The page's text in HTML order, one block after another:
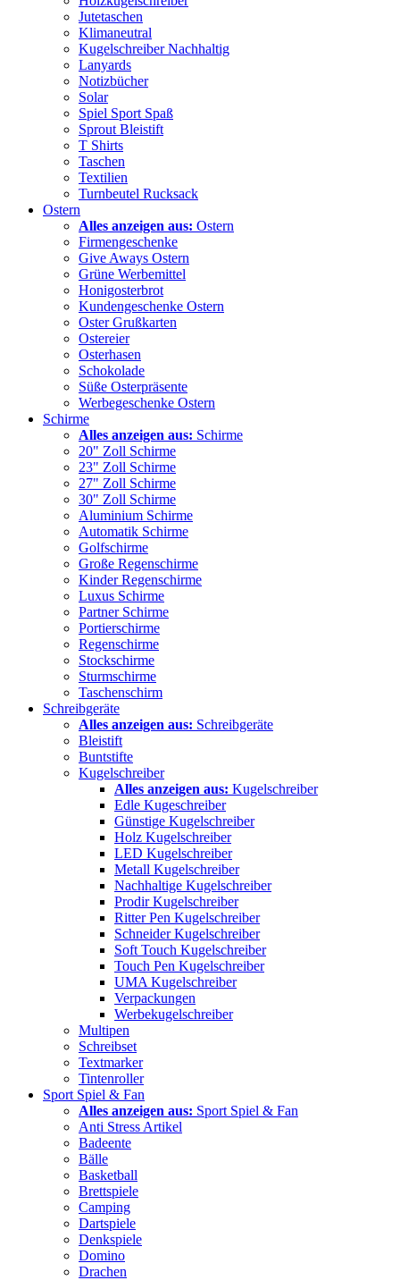
Jutetaschen
Klimaneutral
Kugelschreiber Nachhaltig
Lanyards
Notizbücher
Solar
Spiel Sport Spaß
Sprout Bleistift
T Shirts
Taschen
Textilien
Turnbeutel Rucksack
Ostern
Alles anzeigen aus: Ostern
Firmengeschenke
Give Aways Ostern
Grüne Werbemittel
Honigosterbrot
Kundengeschenke Ostern
Oster Grußkarten
Ostereier
Osterhasen
Schokolade
Süße Osterpräsente
Werbegeschenke Ostern
Schirme
Alles anzeigen aus: Schirme
20" Zoll Schirme
23" Zoll Schirme
27" Zoll Schirme
30" Zoll Schirme
Aluminium Schirme
Automatik Schirme
Golfschirme
Große Regenschirme
Kinder Regenschirme
Luxus Schirme
Partner Schirme
Portierschirme
Regenschirme
Stockschirme
Sturmschirme
Taschenschirm
Schreibgeräte
Alles anzeigen aus: Schreibgeräte
Bleistift
Buntstifte
Kugelschreiber
Alles anzeigen aus: Kugelschreiber
Edle Kugeschreiber
Günstige Kugelschreiber
Holz Kugelschreiber
LED Kugelschreiber
Metall Kugelschreiber
Nachhaltige Kugelschreiber
Prodir Kugelschreiber
Ritter Pen Kugelschreiber
Schneider Kugelschreiber
Soft Touch Kugelschreiber
Touch Pen Kugelschreiber
UMA Kugelschreiber
Verpackungen
Werbekugelschreiber
Multipen
Schreibset
Textmarker
Tintenroller
Sport Spiel & Fan
Alles anzeigen aus: Sport Spiel & Fan
Anti Stress Artikel
Badeente
Bälle
Basketball
Brettspiele
Camping
Dartspiele
Denkspiele
Domino
Drachen